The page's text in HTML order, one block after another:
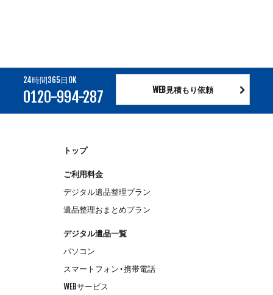
24時間365日OK
0120-994-287 WEB見積もり依頼
トップ
ご利用料金
デジタル遺品整理プラン
遺品整理おまとめプラン
デジタル遺品一覧
パソコン
スマートフォン・携帯電話
WEBサービス